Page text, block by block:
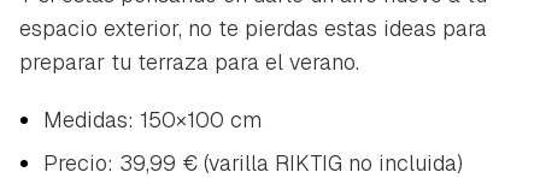
espacio exterior, no te pierdas estas ideas para
preparar tu terraza para el verano.
Medidas: 150×100 cm
Precio: 39,99 € (varilla RIKTIG no incluida)